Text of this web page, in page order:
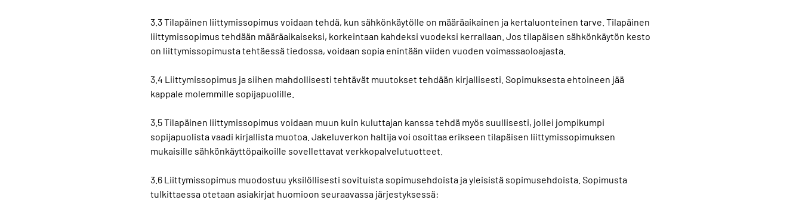
3.3 Tilapäinen liittymissopimus voidaan tehdä, kun sähkönkäytölle on määräaikainen ja kertaluonteinen tarve. Tilapäinen
liittymissopimus tehdään määräaikaiseksi, korkeintaan kahdeksi vuodeksi kerrallaan. Jos tilapäisen sähkönkäytön kesto
on liittymissopimusta tehtäessä tiedossa, voidaan sopia enintään viiden vuoden voimassaoloajasta.
3.4 Liittymissopimus ja siihen mahdollisesti tehtävät muutokset tehdään kirjallisesti. Sopimuksesta ehtoineen jää
kappale molemmille sopijapuolille.
3.5 Tilapäinen liittymissopimus voidaan muun kuin kuluttajan kanssa tehdä myös suullisesti, jollei jompikumpi
sopijapuolista vaadi kirjallista muotoa. Jakeluverkon haltija voi osoittaa erikseen tilapäisen liittymissopimuksen
mukaisille sähkönkäyttöpaikoille sovellettavat verkkopalvelutuotteet.
3.6 Liittymissopimus muodostuu yksilöllisesti sovituista sopimusehdoista ja yleisistä sopimusehdoista. Sopimusta
tulkittaessa otetaan asiakirjat huomioon seuraavassa järjestyksessä: